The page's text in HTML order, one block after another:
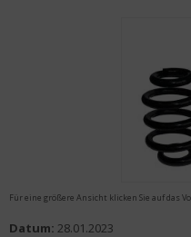
Für eine größere Ansicht klicken Sie auf das
Datum: 28.01.2023